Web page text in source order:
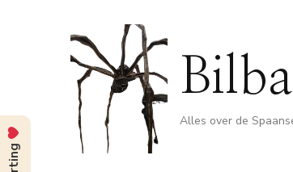
Alles over de